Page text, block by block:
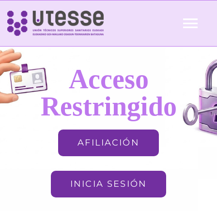
Skip
content
Inicio
QUIÉNES SOMOS Acceso
Restringido
AFILIACIÓN
INICIA SESIÓN